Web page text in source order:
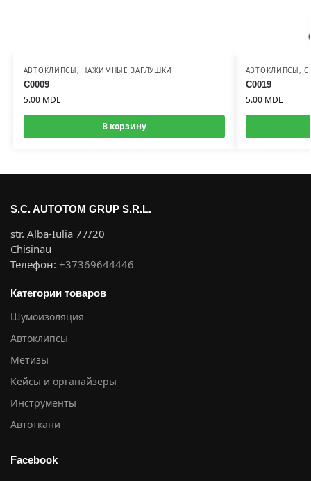
АВТОКЛИПСЫ, НАЖИМНЫЕ ЗАГЛУШКИ
C0009
5.00 MDL
В корзину
АВТОКЛИПСЫ,
C0019
5.00 MDL
S.C. AUTOTOM GRUP S.R.L.
str. Alba-Iulia 77/20
Chisinau
Телефон: +37369644446
Категории товаров
Шумоизоляция
Автоклипсы
Метизы
Кейсы и органайзеры
Инструменты
Автоткани
Facebook